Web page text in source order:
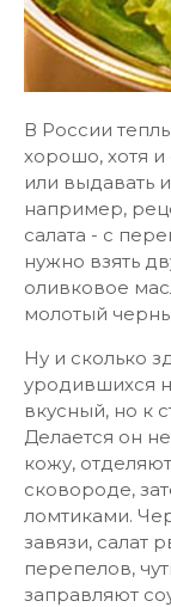
В России
хорошо, хотя и
или выдавать
например,
салата - с
нужно взять
оливковое
молотый
Ну и сколько
уродившихся
вкусный, но к
Делается он
кожу,
сковороде,
ломтиками.
завязи, салат
перепелов,
заправляют